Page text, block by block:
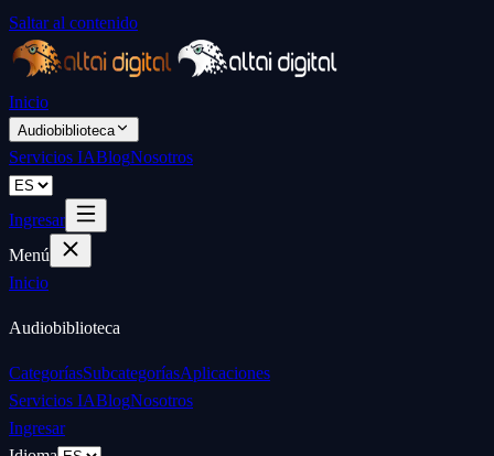
Saltar al contenido
Inicio
Audiobiblioteca
Servicios IABlogNosotros
Ingresar
Menú
Inicio
Audiobiblioteca
CategoríasSubcategoríasAplicaciones
Servicios IABlogNosotros
Ingresar